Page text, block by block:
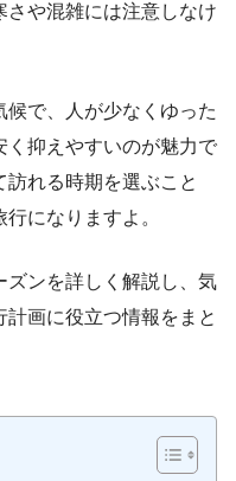
さや混雑には注意しなけ
候で、人が少なくゆった
く抑えやすいのが魅力で
れる時期を選ぶこと
になりますよ。
ズンを詳しく解説し、気
画に役立つ情報をまと